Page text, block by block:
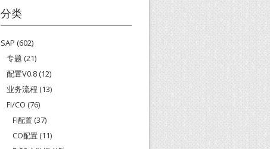
分类
SAP (602)
专题 (21)
配置V0.8 (12)
业务流程 (13)
FI/CO (76)
FI配置 (37)
CO配置 (11)